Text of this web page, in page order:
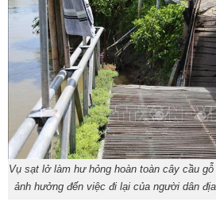
Vụ sạt lở làm hư hỏng hoàn toàn cây cầu
ảnh hưởng đến việc đi lại của người dân